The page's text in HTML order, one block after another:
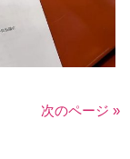
次のページ »